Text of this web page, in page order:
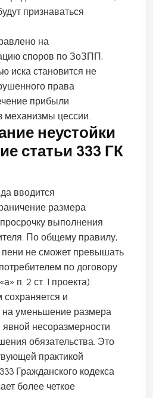
признаваться
на
споров по ЗоЗПП,
иска становится не
права
прибыли
механизмы цессии.
неустойки
статьи 333 ГК
вводится
размера
выполнения
По общему правилу,
не сможет превышать
по договору
п. 2 ст. 1 проекта).
сохраняется и
на уменьшение размера
несоразмерности
обязательства. Это
практикой
Гражданского кодекса
более четкое